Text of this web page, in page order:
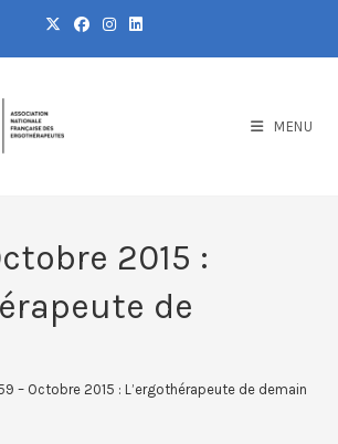
MENU
2015 :
de
– Octobre 2015 : L’ergothérapeute de demain